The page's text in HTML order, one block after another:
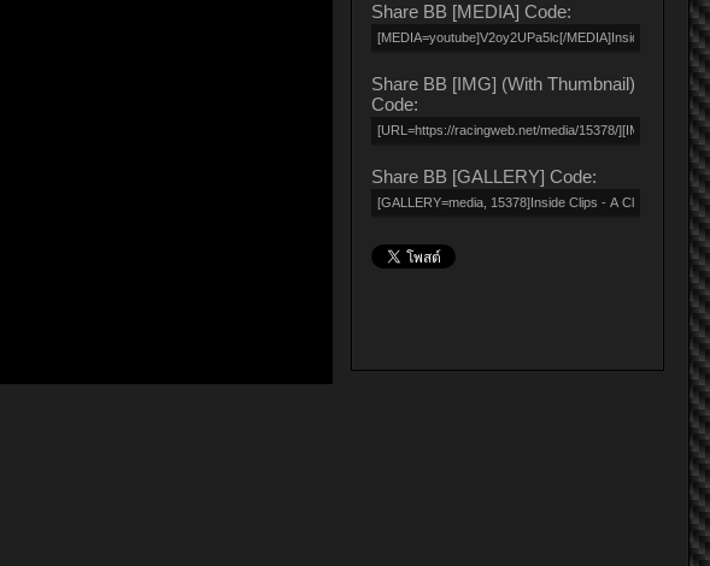
Share BB [MEDIA] Code:
Share BB [IMG] (With Thumbnail)
Code:
Share BB [GALLERY] Code: